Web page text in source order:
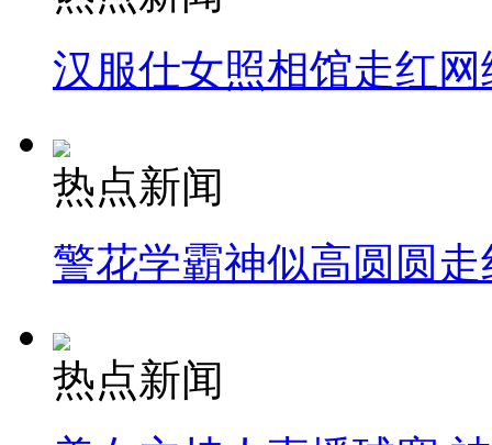
汉服仕女照相馆走红网
热点新闻
警花学霸神似高圆圆走
热点新闻